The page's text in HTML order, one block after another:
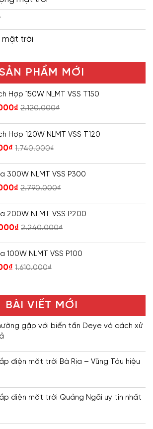
mặt trời
PHẨM MỚI
Hợp 150W NLMT VSS T150
₫ 2.120.000₫
Hợp 120W NLMT VSS T120
₫ 1.740.000₫
300W NLMT VSS P300
₫ 2.790.000₫
200W NLMT VSS P200
₫ 2.240.000₫
100W NLMT VSS P100
₫ 1.610.000₫
BÀI VIẾT MỚI
gặp với biến tần Deye và cách xử
điện mặt trời Bà Rịa – Vũng Tàu hiệu
điện mặt trời Quảng Ngãi uy tín nhất